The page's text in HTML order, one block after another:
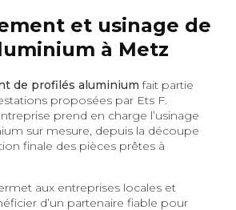
et usinage de
à Metz
de profilés aluminium fait partie
proposées par Ets F.
prend en charge l’usinage
sur mesure, depuis la découpe
finale des pièces prêtes à
aux entreprises locales et
d’un partenaire fiable pour